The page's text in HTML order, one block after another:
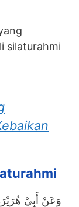
silaturahmi
وَعَنْ أَبِيْ